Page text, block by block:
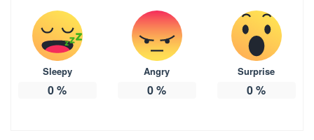
Sleepy
0%
Angry
0%
Surprise
0%